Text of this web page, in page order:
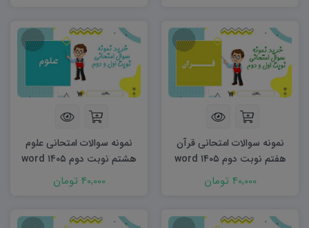
نمونه سوالات امتحانی قرآن
هفتم نوبت دوم ۱۴۰۵ word
40,000 تومان
نمونه سوالات امتحانی علوم
هشتم نوبت دوم ۱۴۰۵ word
40,000 تومان